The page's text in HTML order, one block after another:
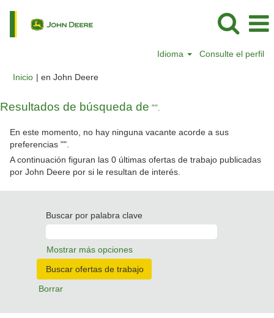
Idioma Consulte el perfil
Inicio | en John Deere(página
Resultados de búsqueda de "".
En este momento, no hay ninguna vacante acorde a sus
preferencias "".
A continuación figuran las 0 últimas ofertas de trabajo publicadas
por John Deere por si le resultan de interés.
Buscar por palabra clave
Mostrar más opciones
Borrar